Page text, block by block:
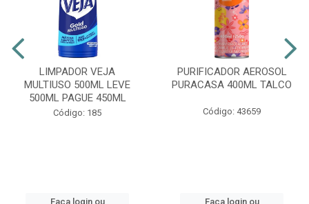
LIMPADOR VEJA
MULTIUSO 500ML LEVE
500ML PAGUE 450ML
Código: 185
Faça login ou
PURIFICADOR AEROSOL
PURACASA 400ML TALCO
Código: 43659
Faça login ou